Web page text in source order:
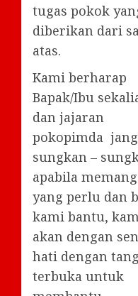
tugas pokok
diberikan dari
atas.
Kami berharap
Bapak/Ibu
dan jajaran
pokopimda
sungkan –
apabila
yang perlu dan
kami bantu,
akan dengan
hati dengan
terbuka untuk